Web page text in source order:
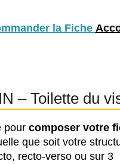
la Fiche
– Toilette du
pour composer votre
que soit votre
recto-verso ou sur 3